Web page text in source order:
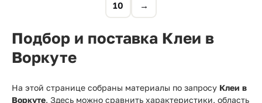
10 →
Подбор и поставка Клеи в
Воркуте
На этой странице собраны материалы по запросу Клеи в
Воркуте. Здесь можно сравнить характеристики, область